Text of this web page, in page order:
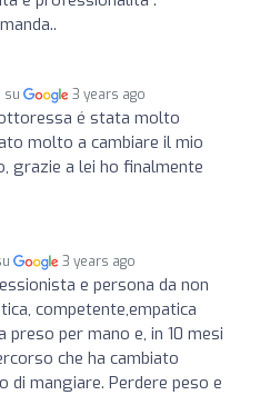
su 3 years ago
é stata molto
molto a cambiare il mio
grazie a lei ho finalmente
3 years ago
e persona da non
competente,empatica
preso per mano e, in 10 mesi
che ha cambiato
mangiare. Perdere peso e